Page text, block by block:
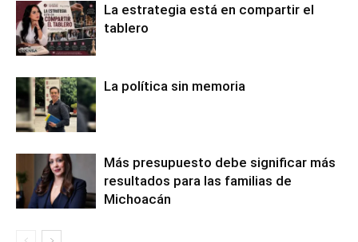
La estrategia está en compartir el
tablero
La política sin memoria
Más presupuesto debe significar más
resultados para las familias de
Michoacán